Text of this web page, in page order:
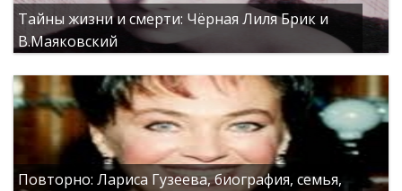
Тайны жизни и смерти: Чёрная Лиля Брик и
В.Маяковский
Повторно: Лариса Гузеева, биография, семья,